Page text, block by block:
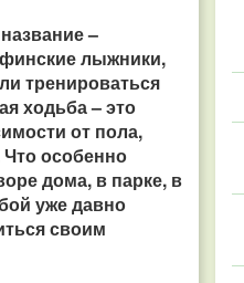
–
лыжники,
тренироваться
ходьба – это
от пола,
Что особенно
дома, в парке, в
уже давно
своим